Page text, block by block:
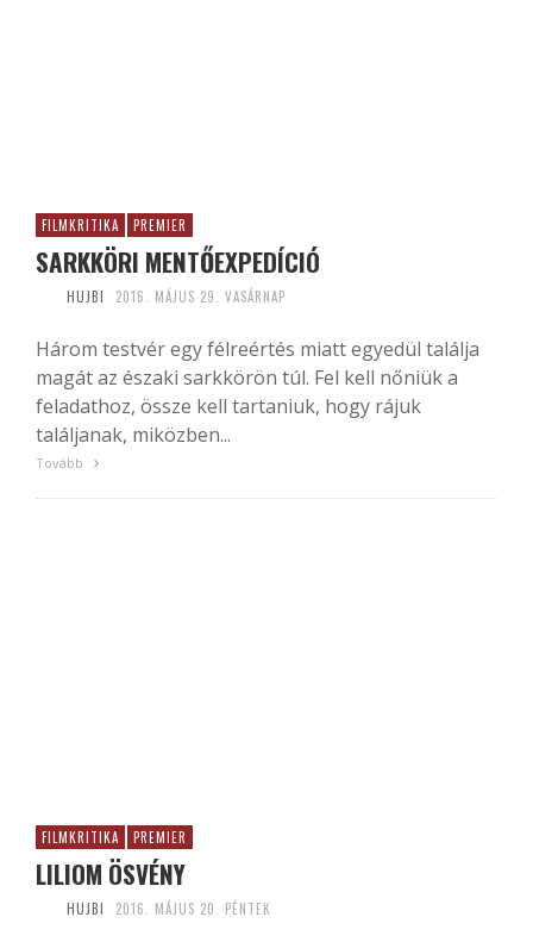
FILMKRITIKA PREMIER
SARKKÖRI MENTŐEXPEDÍCIÓ
HUJBI 2016. MÁJUS 29. VASÁRNAP
Három testvér egy félreértés miatt egyedül találja
magát az északi sarkkörön túl. Fel kell nőniük a
feladathoz, össze kell tartaniuk, hogy rájuk
találjanak, miközben...
Tovább
FILMKRITIKA PREMIER
LILIOM ÖSVÉNY
HUJBI 2016. MÁJUS 20. PÉNTEK